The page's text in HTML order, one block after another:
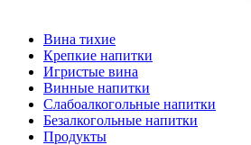
Вина тихие
Крепкие напитки
Игристые вина
Винные напитки
Слабоалкогольные напитки
Безалкогольные напитки
Продукты